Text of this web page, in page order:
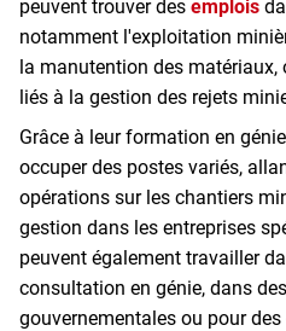
peuvent trouver des emplois
notamment l'exploitation
la manutention des matériaux,
liés à la gestion des rejets
Grâce à leur formation en
occuper des postes variés,
opérations sur les chantiers
gestion dans les entreprises
peuvent également travailler
consultation en génie, dans
gouvernementales ou pour